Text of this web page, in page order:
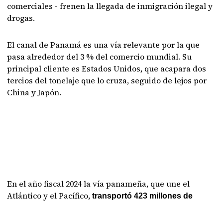
comerciales - frenen la llegada de inmigración ilegal y
drogas.
El canal de Panamá es una vía relevante por la que
pasa alrededor del 3 % del comercio mundial. Su
principal cliente es Estados Unidos, que acapara dos
tercios del tonelaje que lo cruza, seguido de lejos por
China y Japón.
En el año fiscal 2024 la vía panameña, que une el
Atlántico y el Pacífico, transportó 423 millones de